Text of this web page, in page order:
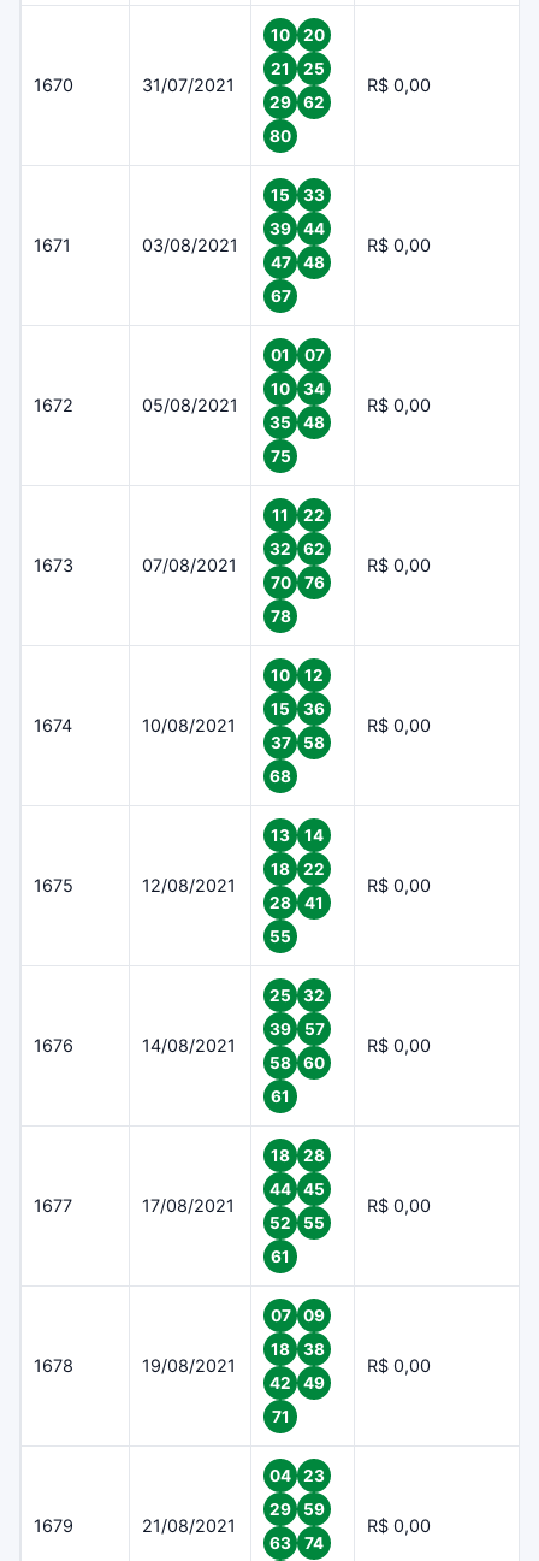
1670 31/07/2021
10
20
21
25
29
62
80
R$ 0,00
1671 03/08/2021
15
33
39
44
47
48
67
R$ 0,00
1672 05/08/2021
01
07
10
34
35
48
75
R$ 0,00
1673 07/08/2021
11
22
32
62
70
76
78
R$ 0,00
1674 10/08/2021
10
12
15
36
37
58
68
R$ 0,00
1675 12/08/2021
13
14
18
22
28
41
55
R$ 0,00
1676 14/08/2021
25
32
39
57
58
60
61
R$ 0,00
1677 17/08/2021
18
28
44
45
52
55
61
R$ 0,00
1678 19/08/2021
07
09
18
38
42
49
71
R$ 0,00
1679 21/08/2021
04
23
29
59
63
74
R$ 0,00